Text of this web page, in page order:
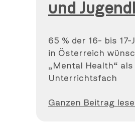
und
65 % der 16- bis 17-
in Österreich
„Mental Health“ als
Unterrichtsfach
Ganzen Beitrag